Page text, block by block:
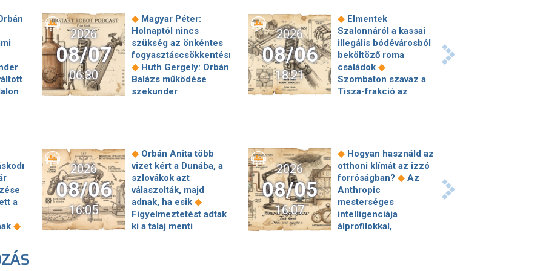
Az
2026
08/07
06:30
◆ Magyar Péter:
Holnaptól nincs
szükség az önkéntes
fogyasztáscsökkentésre
◆ Huth Gergely: Orbán
Balázs működése
szekunder
megszerzésének
korlátozásáról írt alá
rendeletet Donald
Trump◆„Kevésen
múlt a katasztrófa” –
szintet léphetett az
orosz hibrid
2026
08/06
18:21
◆ Elmentek
Szalonnáról a kassai
illegális bódévárosból
beköltöző roma
családok ◆
Szombaton szavaz a
Tisza-frakció az
a NATO-ról mondott,
erre elmondta
ugyanazt, csak még
erősebben
millióért kötött
szerződéseket a HM
cége a Lounge
a
◆
2026
08/06
16:05
◆ Orbán Anita több
vizet kért a Dunába, a
szlovákok azt
válaszolták, majd
adnak, ha esik ◆
Figyelmeztetést adtak
ki a talaj menti
2026
08/05
16:07
◆ Hogyan használd az
otthoni klímát az izzó
forróságban? ◆ Az
Anthropic
mesterséges
intelligenciája
álprofilokkal,